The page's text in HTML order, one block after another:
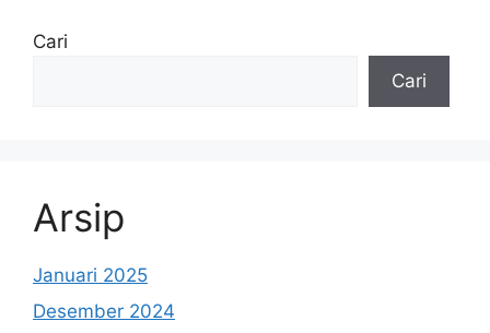
Cari
Cari
Arsip
Januari 2025
Desember 2024